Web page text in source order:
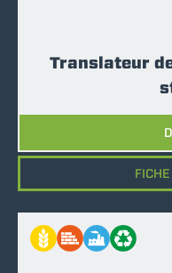
Translateur